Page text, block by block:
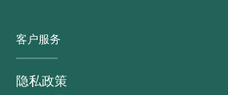
客户服务
隐私政策